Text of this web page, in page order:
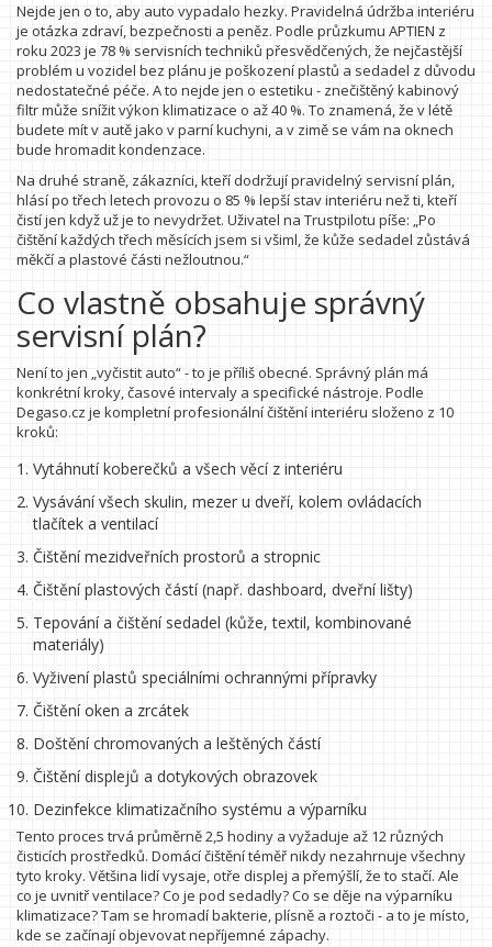
Nejde jen o to, aby auto vypadalo hezky. Pravidelná údržba interiéru
je otázka zdraví, bezpečnosti a peněz. Podle průzkumu APTIEN z
roku 2023 je 78 % servisních techniků přesvědčených, že nejčastější
problém u vozidel bez plánu je poškození plastů a sedadel z důvodu
nedostatečné péče. A to nejde jen o estetiku - znečištěný kabinový
filtr může snížit výkon klimatizace o až 40 %. To znamená, že v létě
budete mít v autě jako v parní kuchyni, a v zimě se vám na oknech
bude hromadit kondenzace.
Na druhé straně, zákazníci, kteří dodržují pravidelný servisní plán,
hlásí po třech letech provozu o 85 % lepší stav interiéru než ti, kteří
čistí jen když už je to nevydržet. Uživatel na Trustpilotu píše: „Po
čištění každých třech měsících jsem si všiml, že kůže sedadel zůstává
měkčí a plastové části nežloutnou.“
Co vlastně obsahuje správný
servisní plán?
Není to jen „vyčistit auto“ - to je příliš obecné. Správný plán má
konkrétní kroky, časové intervaly a specifické nástroje. Podle
Degaso.cz je kompletní profesionální čištění interiéru složeno z 10
kroků:
Vytáhnutí koberečků a všech věcí z interiéru
Vysávání všech skulin, mezer u dveří, kolem ovládacích
tlačítek a ventilací
Čištění mezidveřních prostorů a stropnic
Čištění plastových částí (např. dashboard, dveřní lišty)
Tepování a čištění sedadel (kůže, textil, kombinované
materiály)
Vyživení plastů speciálními ochrannými přípravky
Čištění oken a zrcátek
Doštění chromovaných a leštěných částí
Čištění displejů a dotykových obrazovek
Dezinfekce klimatizačního systému a výparníku
Tento proces trvá průměrně 2,5 hodiny a vyžaduje až 12 různých
čisticích prostředků. Domácí čištění téměř nikdy nezahrnuje všechny
tyto kroky. Většina lidí vysaje, otře displej a přemýšlí, že to stačí. Ale
co je uvnitř ventilace? Co je pod sedadly? Co se děje na výparníku
klimatizace? Tam se hromadí bakterie, plísně a roztoči - a to je místo,
kde se začínají objevovat nepříjemné zápachy.